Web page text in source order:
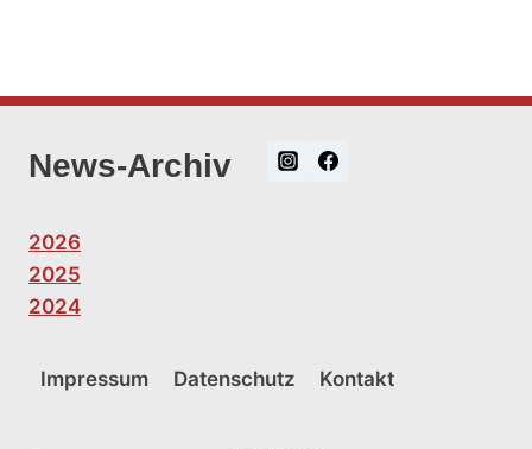
News-Archiv
2026
2025
2024
Impressum Datenschutz Kontakt